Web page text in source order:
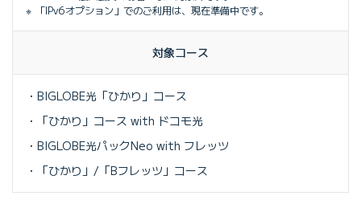
「IPv6オプション」でのご利用は、現在準備中です。
対象コース
BIGLOBE光「ひかり」コース
「ひかり」コース with ドコモ光
BIGLOBE光パックNeo with フレッツ
「ひかり」/「Bフレッツ」コース